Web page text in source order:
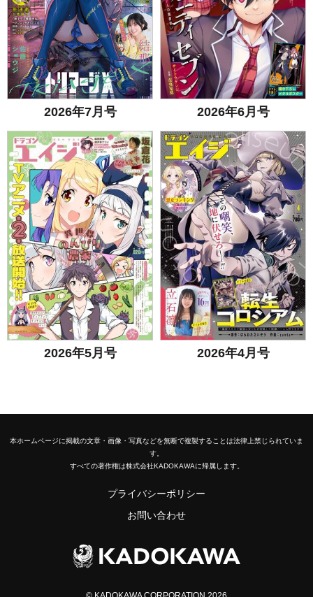
2026年7月号 2026年6月号
2026年5月号 2026年4月号
本ホームページに掲載の文章・画像・写真などを無断で複製することは法律上禁じられていま
す。
すべての著作権は株式会社KADOKAWAに帰属します。
プライバシーポリシー
お問い合わせ